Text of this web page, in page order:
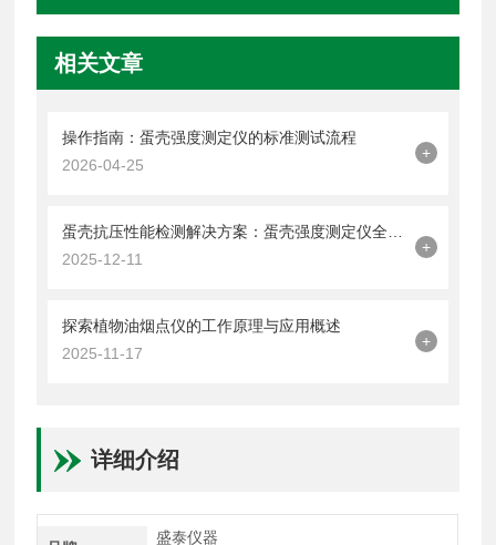
相关文章
操作指南：蛋壳强度测定仪的标准测试流程
2026-04-25
+
2025-12-11
+
探索植物油烟点仪的工作原理与应用概述
2025-11-17
+
详细介绍
盛泰仪器